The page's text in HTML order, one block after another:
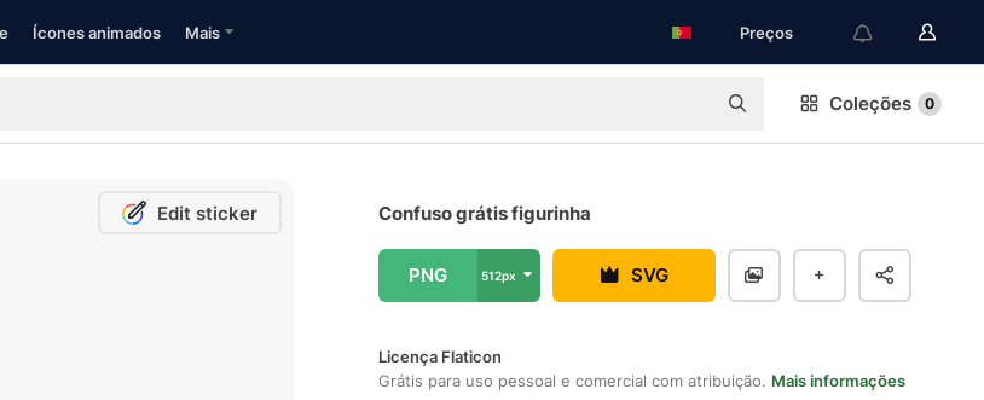
Ícones animados Mais Preços
Coleções 0
Edit sticker Confuso grátis figurinha
PNG 512px SVG
Licença Flaticon
Grátis para uso pessoal e comercial com atribuição. Mais informações